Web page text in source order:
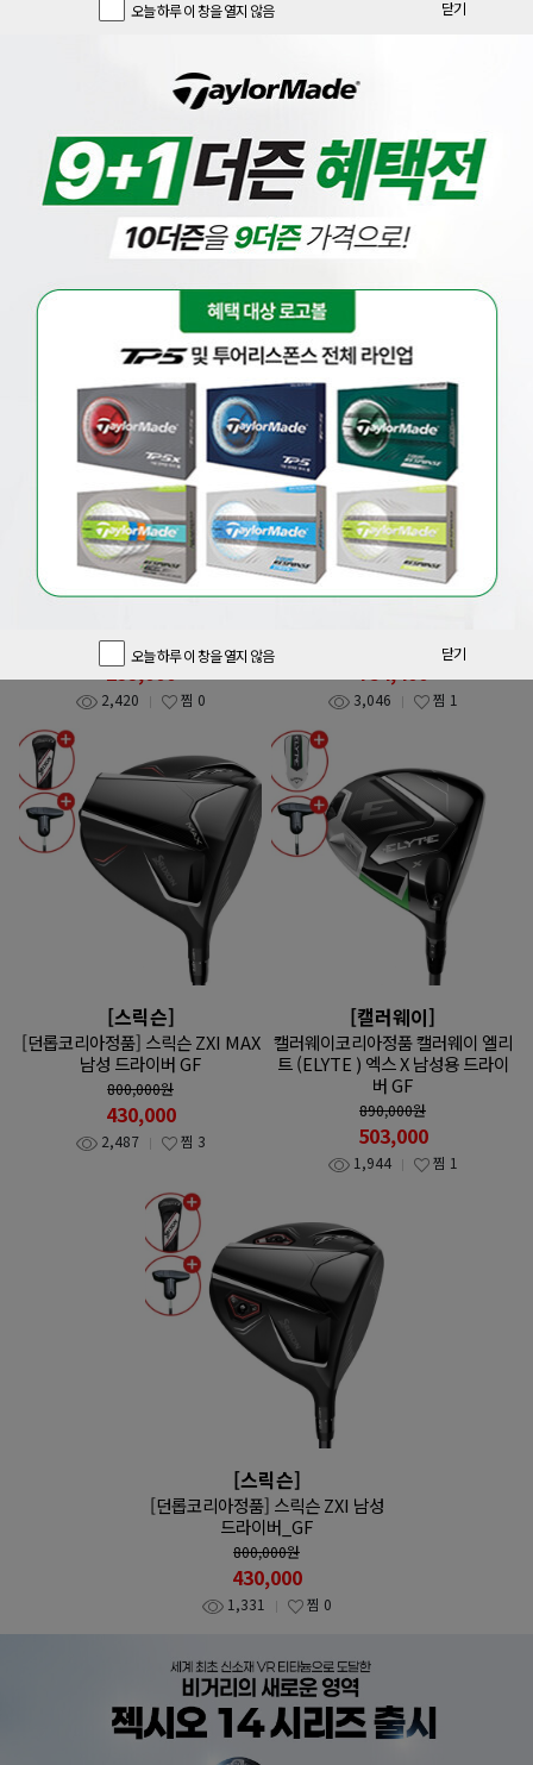
오늘 하루 이 창을 열지 않음 닫기
오늘 하루 이 창을 열지 않음 닫기
정품] 크리션 DADT 루즈 스탠드백
피알지알 PRGR 03 포지드 8 아이
베스트
우드 유틸 아이언 웨지 퍼터
[마제스티]
[마제스티코리아정품] 21년 마루망
850,000원
299,000
2,420 찜 0
[핑]
증정 삼양인터내셔날정품 핑 G440
754,400
3,046 찜 1
[스릭슨]
[던롭코리아정품] 스릭슨 ZXI MAX
남성 드라이버 GF
800,000원
430,000
2,487 찜 3
[캘러웨이]
캘러웨이코리아정품 캘러웨이 엘리
트 (ELYTE ) 엑스 X 남성용 드라이
버 GF
890,000원
503,000
1,944 찜 1
[스릭슨]
[던롭코리아정품] 스릭슨 ZXI 남성
드라이버_GF
800,000원
430,000
1,331 찜 0